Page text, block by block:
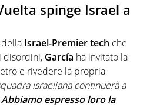
spinge Israel a
Israel-Premier tech che
disordini, García ha invitato la
e rivedere la propria
israeliana continuerà a
Abbiamo espresso loro la